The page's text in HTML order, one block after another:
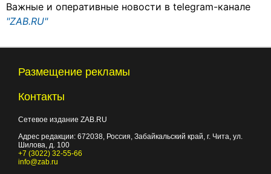
Важные и оперативные новости в telegram-канале
"ZAB.RU"
Размещение рекламы
Контакты
Сетевое издание ZAB.RU
Адрес редакции: 672038, Россия, Забайкальский край, г. Чита, ул.
Шилова, д. 100
+7 (3022) 32-55-66
info@zab.ru